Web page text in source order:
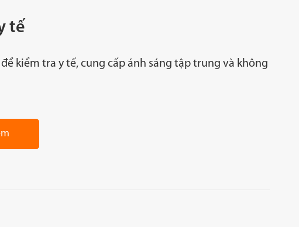
tế
kiểm tra y tế, cung cấp ánh sáng tập trung và không